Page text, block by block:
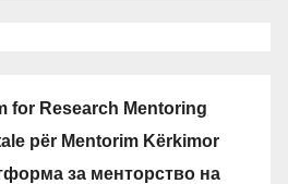
for Research Mentoring
për Mentorim Kërkimor
за менторство на